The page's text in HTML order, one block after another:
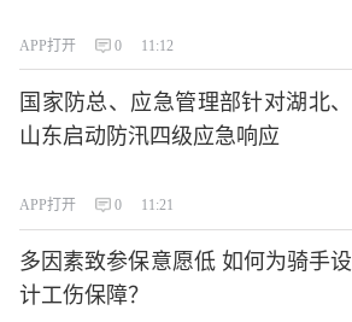
APP打开 0 11:12
国家防总、应急管理部针对湖北、
山东启动防汛四级应急响应
APP打开 0 11:21
多因素致参保意愿低 如何为骑手设
计工伤保障？